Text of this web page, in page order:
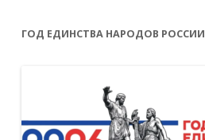
ГОД ЕДИНСТВА НАРОДОВ РОССИИ